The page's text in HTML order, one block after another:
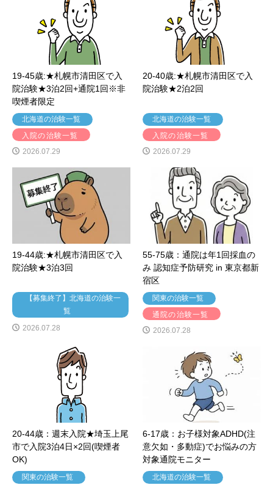
19-45歳:★札幌市清田区で入
院治験★3泊2回+通院1回※非
喫煙者限定
北海道の治験一覧
入院の治験一覧
2026.07.29
20-40歳:★札幌市清田区で入
院治験★2泊2回
北海道の治験一覧
入院の治験一覧
2026.07.29
19-44歳:★札幌市清田区で入
院治験★3泊3回
【募集終了】北海道の治験一
覧
2026.07.28
55-75歳：通院は年1回採血の
み 認知症予防研究 in 東京都新
宿区
関東の治験一覧
通院の治験一覧
2026.07.28
20-44歳：週末入院★埼玉上尾
市で入院3泊4日×2回(喫煙者
OK)
関東の治験一覧
6-17歳：お子様対象ADHD(注
意欠如・多動症)でお悩みの方
対象通院モニター
北海道の治験一覧